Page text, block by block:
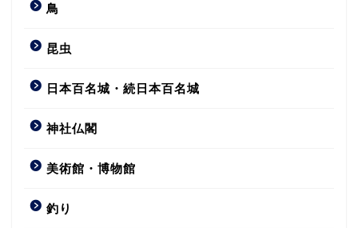
鳥
昆虫
日本百名城・続日本百名城
神社仏閣
美術館・博物館
釣り